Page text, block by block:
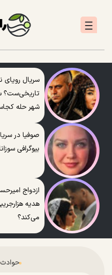
سریال رویای
تاریخی‌ست؟
شهر حله
صوفیا در
بیوگرافی
ازدواج
هدیه
می‌کند؟
حوادث